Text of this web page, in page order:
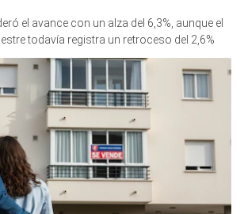
el avance con un alza del 6,3%, aunque el
todavía registra un retroceso del 2,6%